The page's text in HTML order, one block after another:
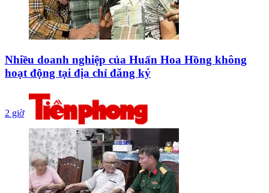
Nhiều doanh nghiệp của Huấn Hoa Hồng không
hoạt động tại địa chỉ đăng ký
2 giờ